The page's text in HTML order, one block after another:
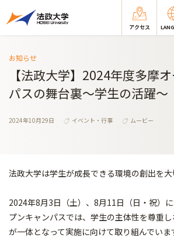
アクセス
お知らせ
【法政大学】2024年度多摩
パスの舞台裏～学生の活躍～
2024年10月29日 イベント・行事
ムービー
法政大学は学生が成長できる環境の創出を大
2024年8月3日（土）、8月11日（日・祝）
プンキャンパスでは、学生の主体性を尊重
が一体となって実施に向けて取り組んでいま